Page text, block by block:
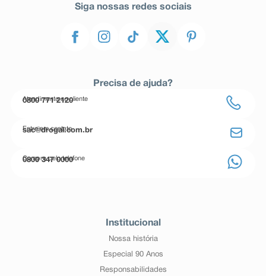
Siga nossas redes sociais
Precisa de ajuda?
Atendimento ao cliente
0800 771 2120
Entre em contato
sac@drogal.com.br
Compre pelo telefone
0800 347 0000
Institucional
Nossa história
Especial 90 Anos
Responsabilidades